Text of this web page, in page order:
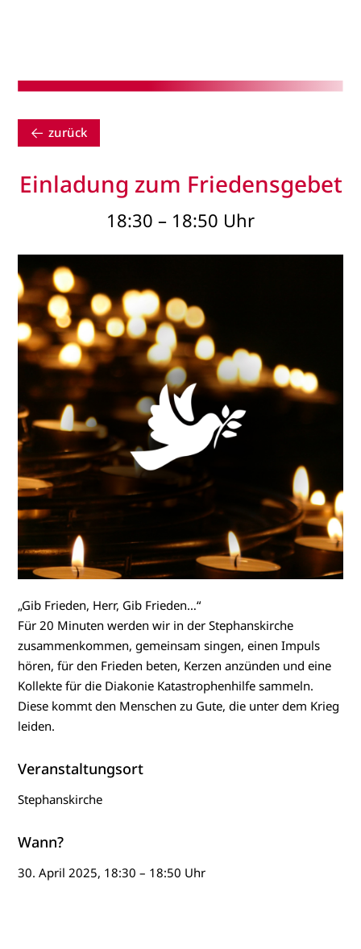
zurück
Einladung zum Friedensgebet
18:30 – 18:50 Uhr
„Gib Frieden, Herr, Gib Frieden…“
Für 20 Minuten werden wir in der Stephanskirche
zusammenkommen, gemeinsam singen, einen Impuls
hören, für den Frieden beten, Kerzen anzünden und eine
Kollekte für die Diakonie Katastrophenhilfe sammeln.
Diese kommt den Menschen zu Gute, die unter dem Krieg
leiden.
Veranstaltungsort
Stephanskirche
Wann?
30. April 2025, 18:30 – 18:50 Uhr